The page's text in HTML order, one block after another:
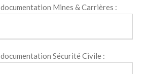
Mines & Carrières :
Sécurité Civile :